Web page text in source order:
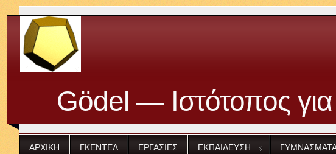
Gödel — Ιστότοπος
ΑΡΧΙΚΗ ΓΚΕΝΤΕΛ ΕΡΓΑΣΙΕΣ ΕΚΠΑΙΔΕΥΣΗ